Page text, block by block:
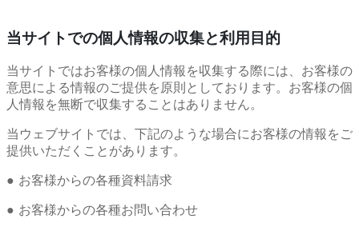
当サイトでの個人情報の収集と利用目的
当サイトではお客様の個人情報を収集する際には、お客様の
意思による情報のご提供を原則としております。お客様の個
人情報を無断で収集することはありません。
当ウェブサイトでは、下記のような場合にお客様の情報をご
提供いただくことがあります。
● お客様からの各種資料請求
● お客様からの各種お問い合わせ